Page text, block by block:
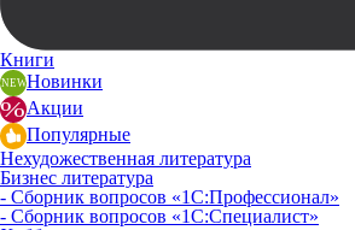
Книги
Новинки
Акции
Популярные
Нехудожественная литература
Бизнес литература
- Сборник вопросов «1С:Профессионал»
- Сборник вопросов «1С:Специалист»